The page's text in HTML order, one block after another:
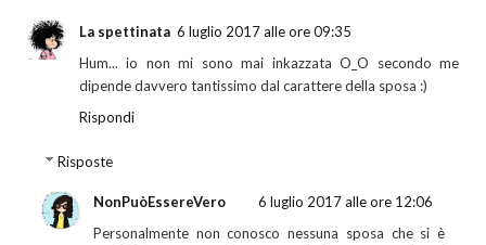
La spettinata 6 luglio 2017 alle ore 09:35
Hum... io non mi sono mai inkazzata O_O secondo me
dipende davvero tantissimo dal carattere della sposa :)
Rispondi
Risposte
NonPuòEssereVero
6 luglio 2017 alle ore 12:06
Personalmente non conosco nessuna sposa che si è